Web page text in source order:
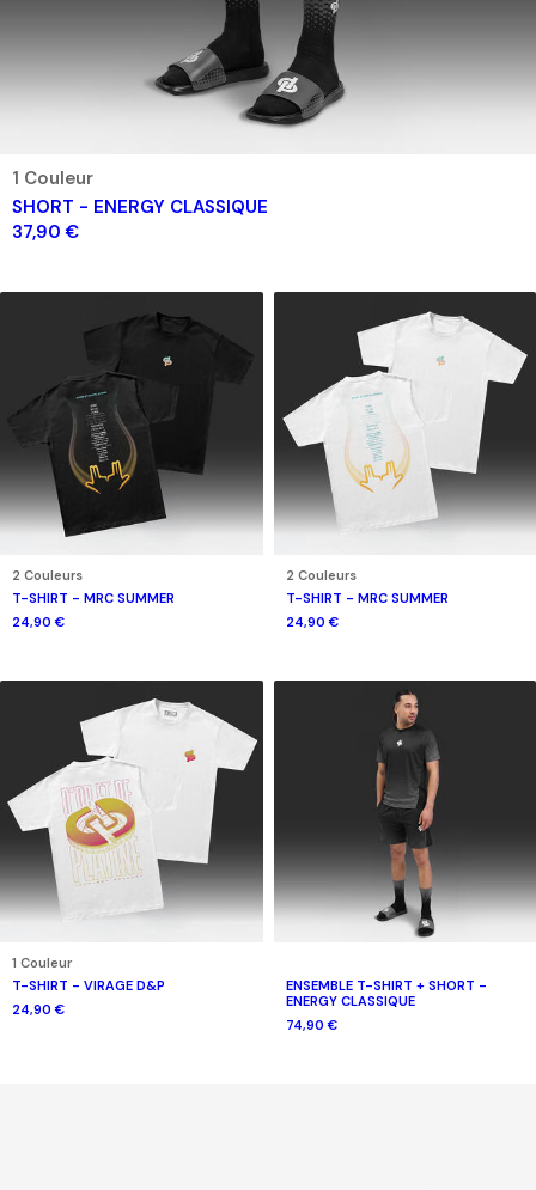
1 Couleur
SHORT - ENERGY CLASSIQUE
37,90 €
2 Couleurs
T-SHIRT - MRC SUMMER
24,90 €
2 Couleurs
T-SHIRT - MRC SUMMER
24,90 €
1 Couleur
T-SHIRT - VIRAGE D&P
24,90 €
ENSEMBLE T-SHIRT + SHORT -
ENERGY CLASSIQUE
74,90 €